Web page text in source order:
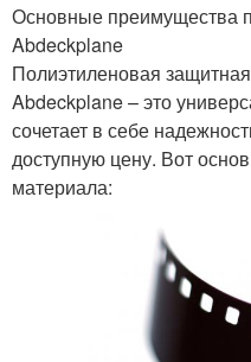
Основные преимущества
Abdeckplane
Полиэтиленовая
Abdeckplane – это
сочетает в себе
доступную цену. Вот
материала: